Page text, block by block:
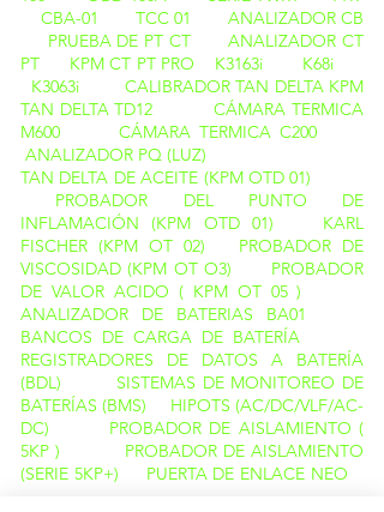
CBA-01
TCC 01
ANALIZADOR CB
PRUEBA DE PT CT
ANALIZADOR CT
PT
KPM CT PT PRO K3163i
K68i
K3063i
CALIBRADOR TAN DELTA KPM
TAN DELTA TD12
CÁMARA TERMICA
M600
CÁMARA TERMICA C200
ANALIZADOR PQ (LUZ)
TAN DELTA DE ACEITE (KPM OTD 01)
PROBADOR DEL PUNTO DE
INFLAMACIÓN (KPM OTD 01)
KARL
FISCHER (KPM OT 02)
PROBADOR DE
VISCOSIDAD (KPM OT O3)
PROBADOR
DE VALOR ACIDO ( KPM OT 05 )
ANALIZADOR DE BATERIAS BA01
BANCOS DE CARGA DE BATERÍA
REGISTRADORES DE DATOS A BATERÍA
(BDL)
SISTEMAS DE MONITOREO DE
BATERÍAS (BMS)
HIPOTS (AC/DC/VLF/AC-
DC)
PROBADOR DE AISLAMIENTO (
5KP )
PROBADOR DE AISLAMIENTO
(SERIE 5KP+)
PUERTA DE ENLACE NEO